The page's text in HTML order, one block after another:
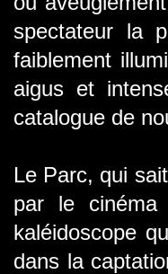
spectateur la
faiblement
aigus et
catalogue de
Le Parc, qui
par le
kaléidoscope
dans la